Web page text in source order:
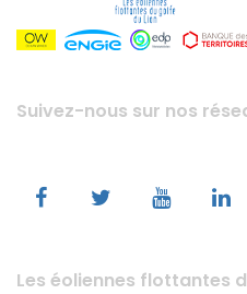
Suivez-nous sur nos
Les éoliennes flottantes